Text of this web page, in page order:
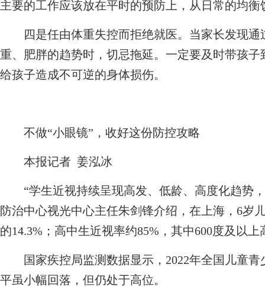
主要的工作应该放在平时的预防上，从日常的均
四是任由体重失控而拒绝就医。当家长发现通
重、肥胖的趋势时，切忌拖延。一定要及时带孩
给孩子造成不可逆的身体损伤。
不做“小眼镜”，收好这份防控攻略
本报记者 姜泓冰
“学生近视持续呈现高发、低龄、高度化趋势，
防治中心视光中心主任朱剑锋介绍，在上海，6岁
的14.3%；高中生近视率约85%，其中600度及以
国家疾控局监测数据显示，2022年全国儿童青
平虽小幅回落，但仍处于高位。